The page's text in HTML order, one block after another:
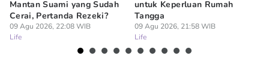
Mantan Suami yang Sudah
Cerai, Pertanda Rezeki?
09 Agu 2026, 22:08 WIB
Life
untuk Keperluan Rumah
Tangga
09 Agu 2026, 21:58 WIB
Life